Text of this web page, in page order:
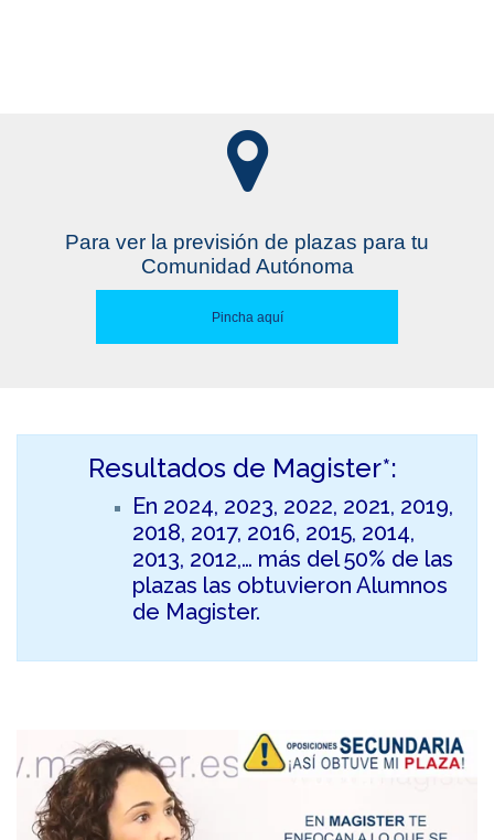
Para ver la previsión de plazas para tu
Comunidad Autónoma
Pincha aquí
Resultados de Magister*:
En 2024, 2023, 2022, 2021, 2019,
2018, 2017, 2016, 2015, 2014,
2013, 2012,… más del 50% de las
plazas las obtuvieron Alumnos
de Magister.